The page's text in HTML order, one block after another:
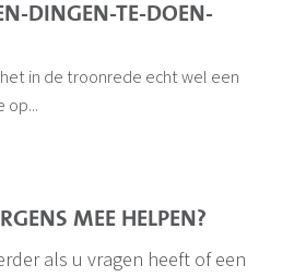
DINGEN-TE-DOEN-
in de troonrede echt wel een
op...
MEE HELPEN?
als u vragen heeft of een